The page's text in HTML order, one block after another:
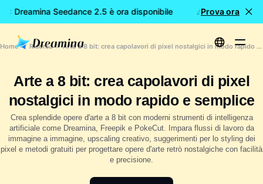
Dreamina Seedance 2.5 è ora disponibile 🎉 Nuovo
Prova ora
Home Risorsa Arte a 8 bit: crea capolavori di pixel nostalgici in modo rapido e semplice
Arte a 8 bit: crea capolavori di pixel
nostalgici in modo rapido e semplice
Crea splendide opere d'arte a 8 bit con moderni strumenti di intelligenza
artificiale come Dreamina, Freepik e PokeCut. Impara flussi di lavoro da
immagine a immagine, upscaling creativo, suggerimenti per lo styling dei
pixel e metodi gratuiti per progettare opere d'arte retrò nostalgiche con facilità
e precisione.